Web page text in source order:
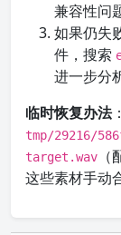
兼容性问
如果仍失
件，搜索
进一步分
临时恢复办法
tmp/29216/
target.wav
这些素材手动